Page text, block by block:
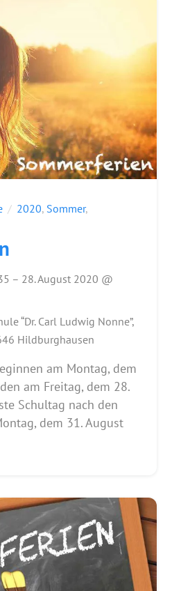
2020, Sommer,
– 28. August 2020 @
“Dr. Carl Ludwig Nonne”,
Hildburghausen
am Montag, dem
am Freitag, dem 28.
Schultag nach den
dem 31. August